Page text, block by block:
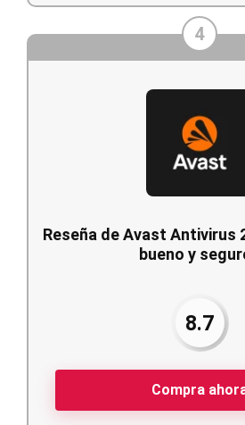
4
Reseña de Avast Antivirus
bueno y
8.7
Compra